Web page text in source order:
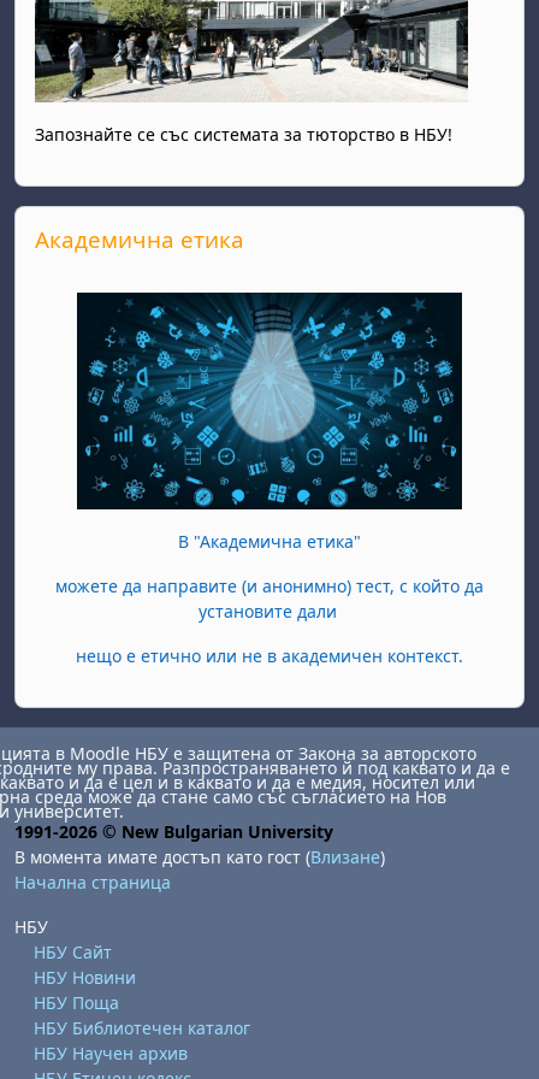
Запознайте се със системата за тюторство в НБУ!
Прескочи Академична етика
Академична етика
В "Академична етика"
можете да направите (и анонимно) тест, с който да
установите дали
нещо е етично или не в академичен контекст.
в Moodle НБУ е защитена от Закона за авторското
му права. Разпространяването й под каквато и да е
и да е цел и в каквато и да е медия, носител или
среда може да стане само със съгласието на Нов
университет.
1991-2026 © New Bulgarian University
В момента имате достъп като гост (Влизане)
Начална страница
НБУ
НБУ Сайт
НБУ Новини
НБУ Поща
НБУ Библиотечен каталог
НБУ Научен архив